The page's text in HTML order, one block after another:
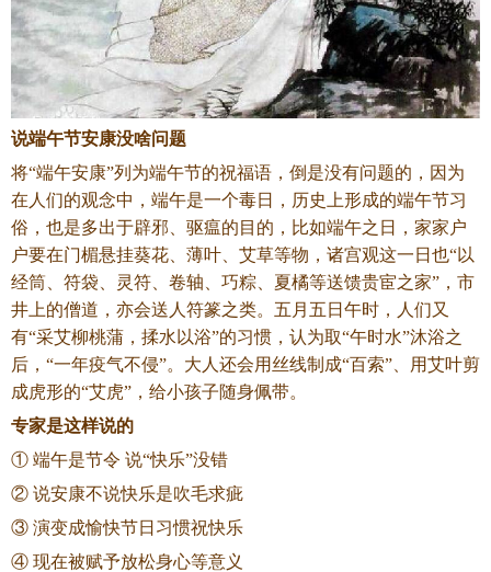
说端午节安康没啥问题
将“端午安康”列为端午节的祝福语，倒是没有问题的，因为
在人们的观念中，端午是一个毒日，历史上形成的端午节习
俗，也是多出于辟邪、驱瘟的目的，比如端午之日，家家户
户要在门楣悬挂葵花、薄叶、艾草等物，诸宫观这一日也“以
经筒、符袋、灵符、卷轴、巧粽、夏橘等送馈贵宦之家”，市
井上的僧道，亦会送人符篆之类。五月五日午时，人们又
有“采艾柳桃蒲，揉水以浴”的习惯，认为取“午时水”沐浴之
后，“一年疫气不侵”。大人还会用丝线制成“百索”、用艾叶剪
成虎形的“艾虎”，给小孩子随身佩带。
专家是这样说的
① 端午是节令 说“快乐”没错
② 说安康不说快乐是吹毛求疵
③ 演变成愉快节日习惯祝快乐
④ 现在被赋予放松身心等意义